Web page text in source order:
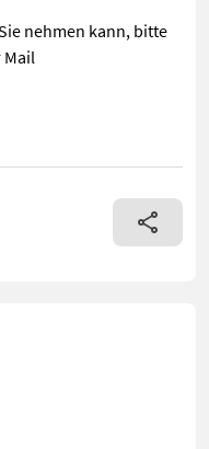
nehmen kann, bitte
Mail
- Druckluftbremsanlage